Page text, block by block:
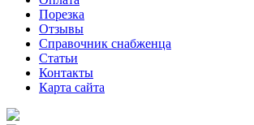
Порезка
Отзывы
Справочник снабженца
Статьи
Контакты
Карта сайта